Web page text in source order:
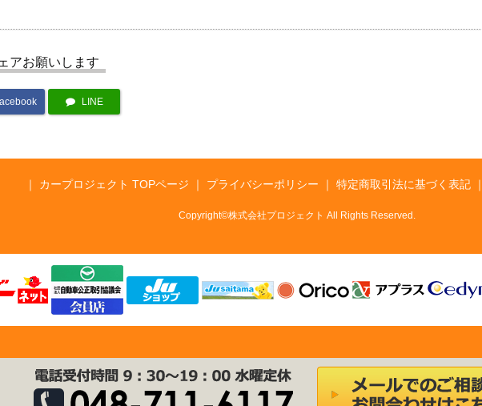
アお願いします
LINE
カープロジェクト TOPページ プライバシーポリシー 特定商取引法に基づく表記
Copyright©株式会社プロジェクト All Rights Reserved.